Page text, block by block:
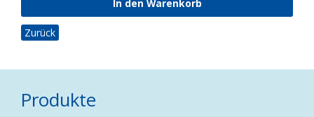
Zurück
Produkte